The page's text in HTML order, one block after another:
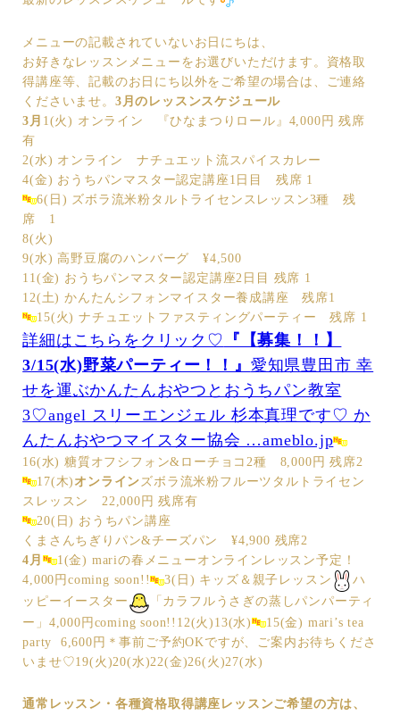
メニューの記載されていないお日にちは、
お好きなレッスンメニューをお選びいただけます。資格取
得講座等、記載のお日にち以外をご希望の場合は、ご連絡
くださいませ。 3月のレッスンスケジュール
3月 1(火) オンライン 『ひなまつりロール』4,000円 残席
有
2(水) オンライン ナチュエット流スパイスカレー
4(金) おうちパンマスター認定講座1日目 残席 1
6(日) ズボラ流米粉タルトライセンスレッスン3種 残
席 1
8(火)
9(水) 高野豆腐のハンバーグ ¥4,500
11(金) おうちパンマスター認定講座2日目 残席 1
12(土) かんたんシフォンマイスター養成講座 残席1
15(火) ナチュエットファスティングパーティー 残席 1
詳細はこちらをクリック♡
『【募集！！】
3/15(水)野菜パーティー！！』 愛知県豊田市 幸
せを運ぶかんたんおやつとおうちパン教室
3♡angel スリーエンジェル 杉本真理です♡ か
んたんおやつマイスター協会 …ameblo.jp
16(水) 糖質オフシフォン&ローチョコ2種 8,000円 残席2
17(木) オンライン ズボラ流米粉フルーツタルトライセン
スレッスン 22,000円 残席有
20(日) おうちパン講座
くまさんちぎりパン&チーズパン ¥4,900 残席2
4月
1(金) mariの春メニューオンラインレッスン予定！
4,000円coming soon!!
3(日) キッズ＆親子レッスン
ハ
ッピーイースター
「カラフルうさぎの蒸しパンパーティ
ー」4,000円coming soon!!12(火)13(水)
15(金) mari’s tea
party 6,600円＊事前ご予約OKですが、ご案内お待ちくださ
いませ♡19(火)20(水)22(金)26(火)27(水)
通常レッスン・各種資格取得講座 レッスンご希望の方は、